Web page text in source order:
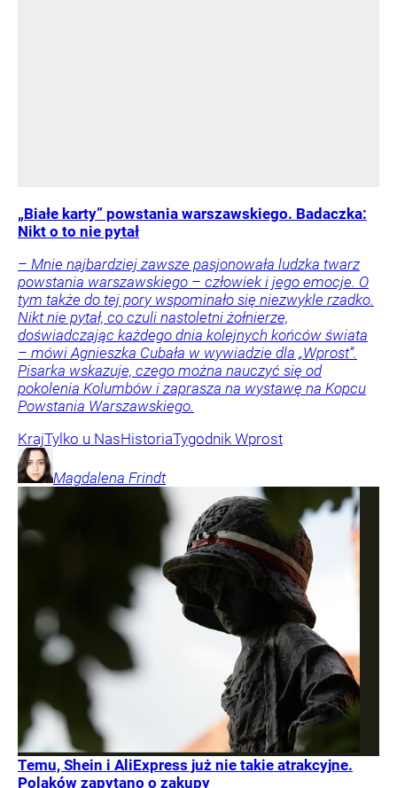
„Białe karty” powstania warszawskiego. Badaczka:
Nikt o to nie pytał
– Mnie najbardziej zawsze pasjonowała ludzka twarz
powstania warszawskiego – człowiek i jego emocje. O
tym także do tej pory wspominało się niezwykle rzadko.
Nikt nie pytał, co czuli nastoletni żołnierze,
doświadczając każdego dnia kolejnych końców świata
– mówi Agnieszka Cubała w wywiadzie dla „Wprost”.
Pisarka wskazuje, czego można nauczyć się od
pokolenia Kolumbów i zaprasza na wystawę na Kopcu
Powstania Warszawskiego.
KrajTylko u NasHistoriaTygodnik Wprost
Magdalena Frindt
Temu, Shein i AliExpress już nie takie atrakcyjne.
Polaków zapytano o zakupy